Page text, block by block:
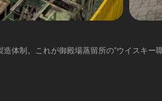
制。これが御殿場蒸留所の“ウイスキー